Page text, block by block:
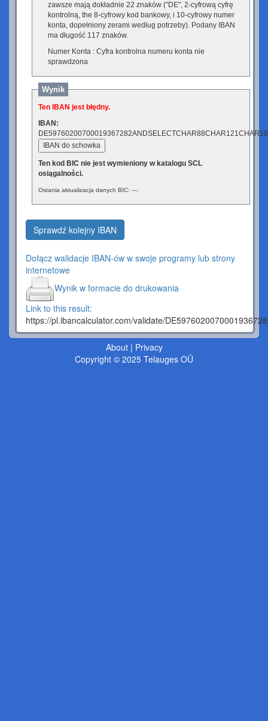
zawsze mają dokładnie 22 znaków ("DE", 2-cyfrową cyfrę
kontrolną, the 8-cyfrowy kod bankowy, i 10-cyfrowy numer
konta, dopełniony zerami według potrzeby). Podany IBAN
ma długość 117 znaków.
Numer Konta : Cyfra kontrolna numeru konta nie
sprawdzona
Wynik
Ten IBAN jest błędny.
IBAN:
IBAN do schowka
Ten kod BIC nie jest wymieniony w katalogu SCL
osiągalności.
Ostania aktualizacja danych BIC: ---.
Sprawdź kolejny IBAN
Dołącz walidacje IBAN-ów w swoje programy lub strony
internetowe
Wynik w formacie do drukowania
Link to this result:
https://pl.ibancalculator.com/validate/
About| Privacy
Copyright © 2025 Telauges OÜ